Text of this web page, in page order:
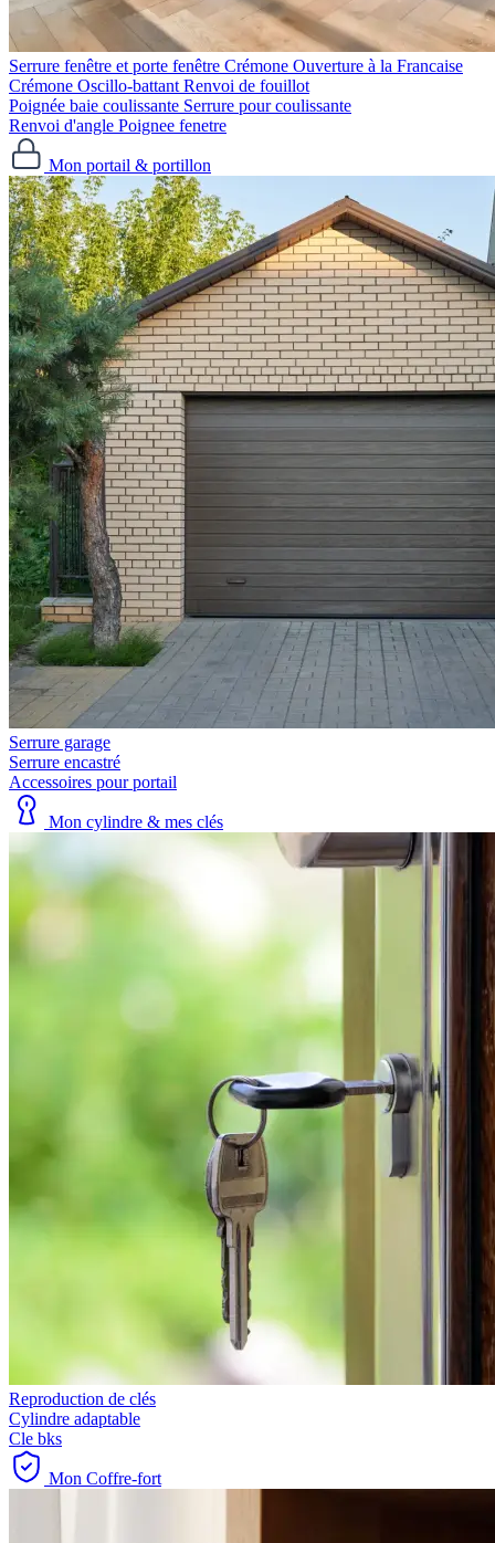
Serrure fenêtre et porte fenêtre
Crémone Ouverture à la Francaise
Crémone Oscillo-battant Renvoi de fouillot
Poignée baie coulissante Serrure pour coulissante
Renvoi d'angle Poignee fenetre
Mon portail & portillon
Serrure garage
Serrure encastré
Accessoires pour portail
Mon cylindre & mes clés
Reproduction de clés
Cylindre adaptable
Cle bks
Mon Coffre-fort